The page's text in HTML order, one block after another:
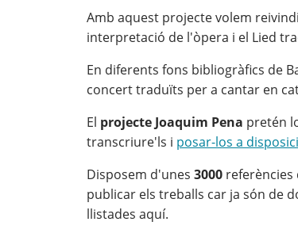
Amb aquest projecte volem
interpretació de l'òpera i el Lied
En diferents fons bibliogràfics de
concert traduïts per a cantar en
El projecte Joaquim Pena pretén
transcriure'ls i posar-los a
Disposem d'unes 3000 referències
publicar els treballs car ja són de
llistades aquí.